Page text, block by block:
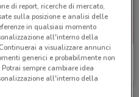
Acqua & Sapone
Scade il 16/08
di report, ricerche di mercato,
sulla posizione e analisi delle
in qualsiasi momento
all'interno della
a visualizzare annunci
generici e probabilmente non
sempre cambiare idea
all'interno della